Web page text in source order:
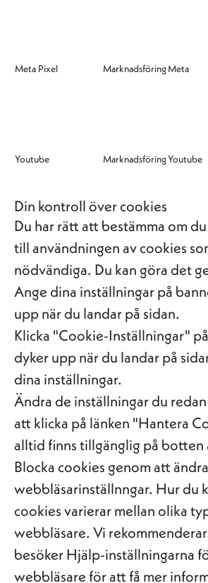
Meta Pixel MarknadsföringMeta
Youtube MarknadsföringYoutube
Din kontroll över cookies
Du har rätt att bestämma om
till användningen av cookies
nödvändiga. Du kan göra det
Ange dina inställningar på
upp när du landar på sidan.
Klicka "Cookie-Inställningar"
dyker upp när du landar på
dina inställningar.
Ändra de inställningar du
att klicka på länken "Hantera
alltid finns tillgänglig på botten
Blocka cookies genom att
webbläsarinställnngar. Hur du
cookies varierar mellan olika
webbläsare. Vi
besöker Hjälp-inställningarna
webbläsare för att få mer